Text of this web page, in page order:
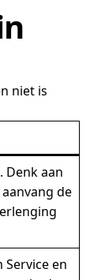
niet is
Denk aan
de
en